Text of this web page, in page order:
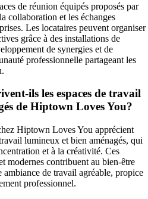
de réunion équipés proposés par
collaboration et les échanges
Les locataires peuvent organiser
grâce à des installations de
de synergies et de
professionnelle partageant les
ils les espaces de travail
de Hiptown Loves You?
Hiptown Loves You apprécient
lumineux et bien aménagés, qui
et à la créativité. Ces
modernes contribuent au bien-être
de travail agréable, propice
professionnel.